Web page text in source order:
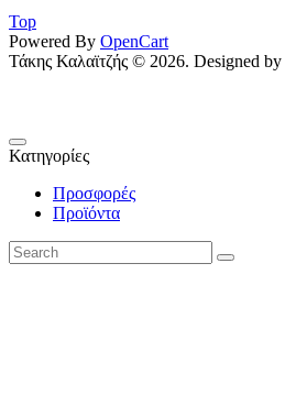
Top
Powered By OpenCart
Τάκης Καλαϊτζής © 2026. Designed by
Κατηγορίες
Προσφορές
Προϊόντα